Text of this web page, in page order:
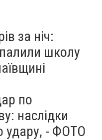
поранені
за ніч:
школу
по
наслідки
удару, - ФОТО